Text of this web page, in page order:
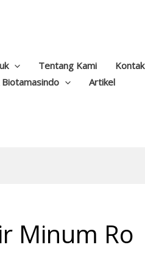
Tentang Kami Kontak
Artikel
Minum Ro